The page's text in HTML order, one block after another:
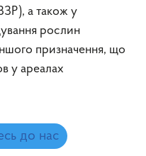
а також у
рослин
призначення, що
у ареалах
до нас